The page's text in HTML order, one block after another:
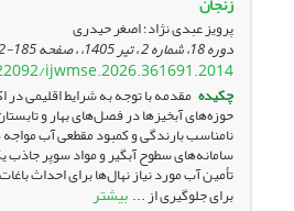
پرویز عبدی نژاد؛ اصغر حیدری
دوره 18، شماره 2 ، تیر 1405، ، صفحه 185-202
ijwmse.2026.361691.2014
چکیده مقدمه با توجه به شرایط اقلیمی در
حوزه‌های آبخیزها در فصل‌‌های بهار و
نامناسب بارندگی و کمبود مقطعی آب
سامانه‌های سطوح آبگیر و مواد سوپر
تأمین آب مورد نیاز نهال‌ها برای احداث
برای جلوگیری از ... بیشتر